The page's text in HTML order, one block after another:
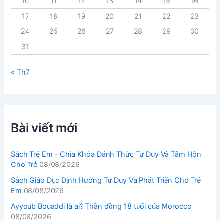
17
18 19 20 21 22
23
24
25 26 27 28 29
30
31
« Th7
Bài viết mới
Sách Trẻ Em – Chìa Khóa Đánh Thức Tư Duy Và Tâm Hồn
Cho Trẻ 08/08/2026
Sách Giáo Dục Định Hướng Tư Duy Và Phát Triển Cho Trẻ
Em 08/08/2026
Ayyoub Bouaddi là ai? Thần đồng 18 tuổi của Morocco
08/08/2026